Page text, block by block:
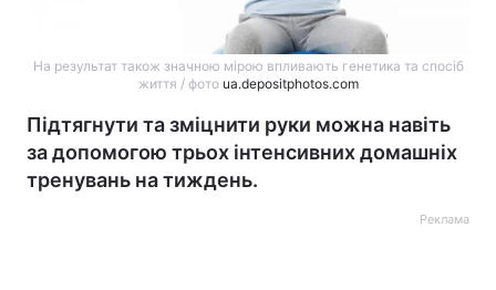
На результат також значною мірою впливають генетика та спосіб
життя / фото ua.depositphotos.com
Підтягнути та зміцнити руки можна навіть
за допомогою трьох інтенсивних домашніх
тренувань на тиждень.
Реклама